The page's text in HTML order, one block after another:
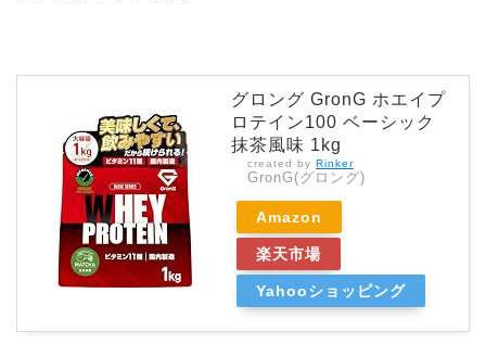
グロング GronG ホエイプ
ロテイン100 ベーシック
抹茶風味 1kg
created by Rinker
GronG(グロング)
Amazon
楽天市場
Yahooショッピング